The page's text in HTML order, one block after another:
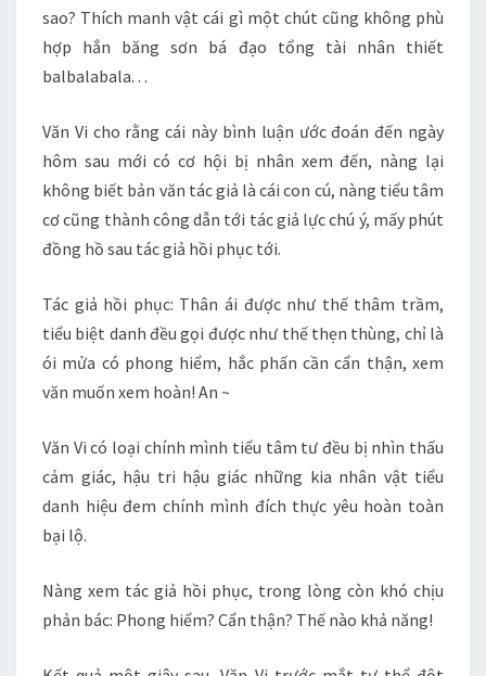
sao? Thích manh vật cái gì một chút cũng không phù
hợp hắn băng sơn bá đạo tổng tài nhân thiết
balbalabala. . .
Văn Vi cho rằng cái này bình luận ước đoán đến ngày
hôm sau mới có cơ hội bị nhân xem đến, nàng lại
không biết bản văn tác giả là cái con cú, nàng tiểu tâm
cơ cũng thành công dẫn tới tác giả lực chú ý, mấy phút
đồng hồ sau tác giả hồi phục tới.
Tác giả hồi phục: Thân ái được như thế thâm trầm,
tiểu biệt danh đều gọi được như thế thẹn thùng, chỉ là
ói mửa có phong hiểm, hắc phấn cần cẩn thận, xem
văn muốn xem hoàn! An ~
Văn Vi có loại chính mình tiểu tâm tư đều bị nhìn thấu
cảm giác, hậu tri hậu giác những kia nhân vật tiểu
danh hiệu đem chính mình đích thực yêu hoàn toàn
bại lộ.
Nàng xem tác giả hồi phục, trong lòng còn khó chịu
phản bác: Phong hiểm? Cẩn thận? Thế nào khả năng!